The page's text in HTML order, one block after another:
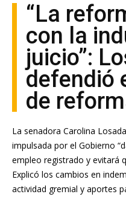
“La
con la
juicio”:
defendió
de
La senadora Carolina
impulsada por el Gobierno
empleo registrado y evitará
Explicó los cambios en
actividad gremial y aportes